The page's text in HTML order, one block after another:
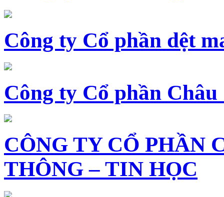
Công ty Cổ phần dệt
Công ty Cổ phần Châu
CÔNG TY CỔ PHẦN
THÔNG – TIN HỌC